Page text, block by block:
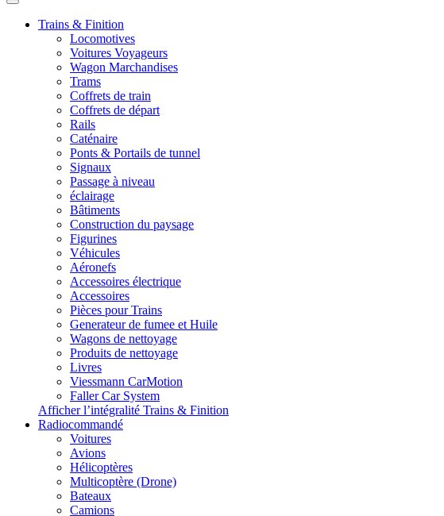
Trains & Finition
Locomotives
Voitures Voyageurs
Wagon Marchandises
Trams
Coffrets de train
Coffrets de départ
Rails
Caténaire
Ponts & Portails de tunnel
Signaux
Passage à niveau
éclairage
Bâtiments
Construction du paysage
Figurines
Véhicules
Aéronefs
Accessoires électrique
Accessoires
Pièces pour Trains
Generateur de fumee et Huile
Wagons de nettoyage
Produits de nettoyage
Livres
Viessmann CarMotion
Faller Car System
Afficher l’intégralité Trains & Finition
Radiocommandé
Voitures
Avions
Hélicoptères
Multicoptère (Drone)
Bateaux
Camions